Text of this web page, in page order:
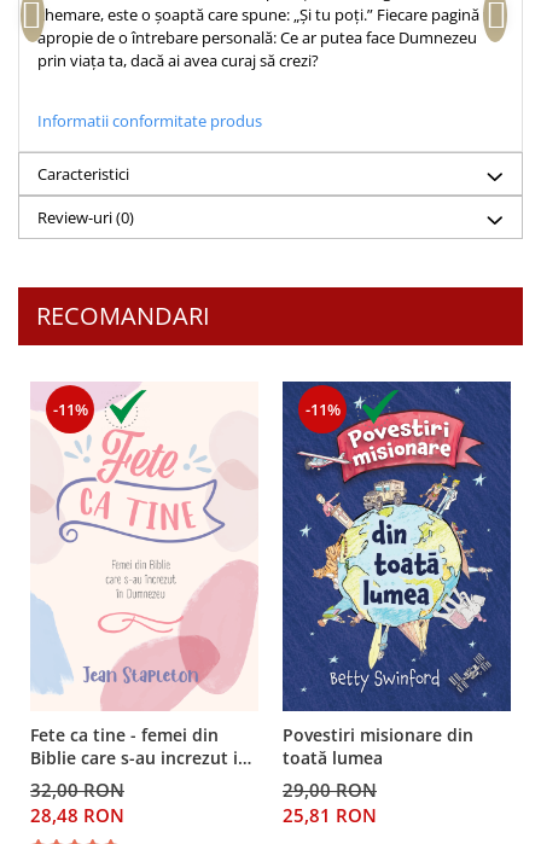
Teologie
A doua venire
Dogmatica
Istoria Bisericii
Misiune
Viata crestina
Devotional
Diverse
Schimbarea caracterului
Slujire
Suferinta
Viata din belsug
Viata de zi cu zi
Despre afaceri
Dezvoltare personala
Leadership
Mediu
Sanatate / nutritie
chemare, este o șoaptă care spune: „Și tu poți.” Fiecare pagină te
apropie de o întrebare personală: Ce ar putea face Dumnezeu
prin viața ta, dacă ai avea curaj să crezi?
Informatii conformitate produs
Caracteristici
Review-uri(0)
RECOMANDARI
-11%
Fete ca tine - femei din
Biblie care s-au increzut in
Dumnezeu
32,00 RON
28,48 RON
-11%
Povestiri misionare din
toată lumea
29,00 RON
25,81 RON